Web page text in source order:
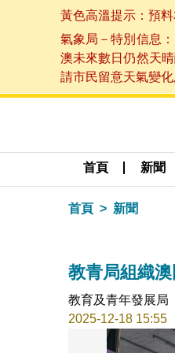
黃色高溫提示：預
氣象局－特別信息
澳未來數日仍然天
請市民留意天氣變
首頁 新聞
首頁 新聞
教青局組織
教育及青年發展局
2025-12-18 15:55